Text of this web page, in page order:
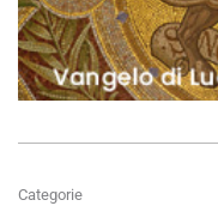
Categorie